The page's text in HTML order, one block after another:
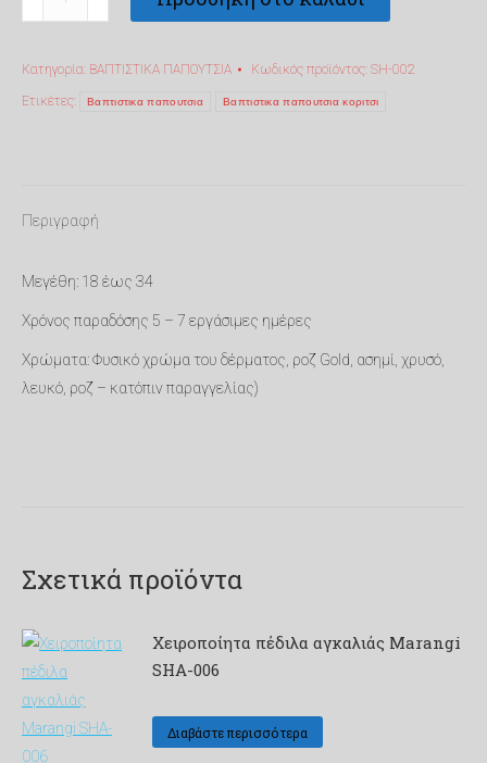
για
κορίτσι
Κατηγορία: ΒΑΠΤΙΣΤΙΚΑ ΠΑΠΟΥΤΣΙΑ Κωδικός προϊόντος: SH-002
Ετικέτες: Βαπτιστικα παπουτσια Βαπτιστικα παπουτσια κοριτσι
Περιγραφή
Μεγέθη: 18 έως 34
Χρόνος παραδόσης 5 – 7 εργάσιμες ημέρες
Χρώματα: Φυσικό χρώμα του δέρματος, ροζ Gold, ασημί, χρυσό,
λευκό, ροζ – κατόπιν παραγγελίας)
Σχετικά προϊόντα
Χειροποίητα πέδιλα αγκαλιάς Marangi
SHA-006
Διαβάστε περισσότερα